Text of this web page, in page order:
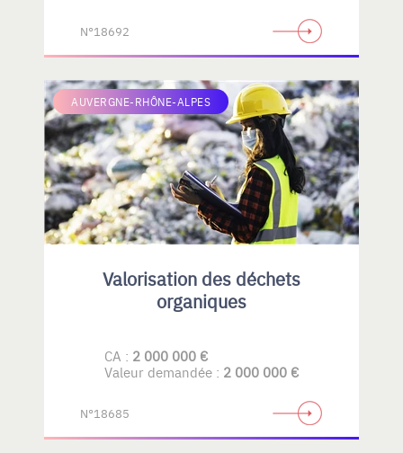
N°18692
AUVERGNE-RHÔNE-ALPES
Valorisation des déchets
organiques
CA : 2 000 000 €
Valeur demandée : 2 000 000 €
N°18685